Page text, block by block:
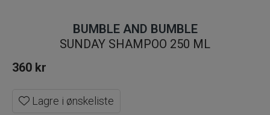
BUMBLE AND BUMBLE
SUNDAY SHAMPOO 250 ML
360 kr
Lagre i ønskeliste